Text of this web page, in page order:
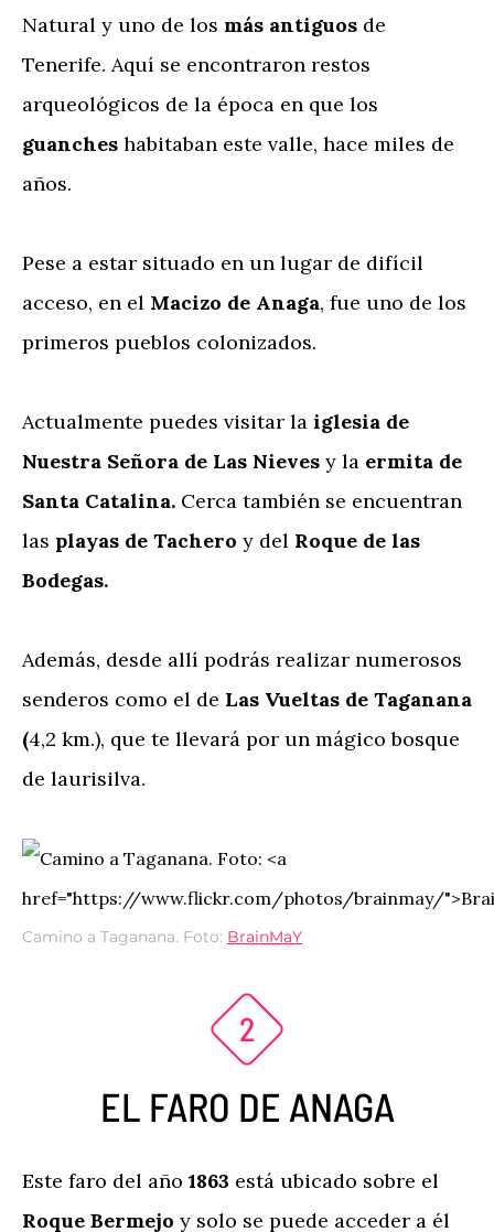
Natural y uno de los más antiguos de
Tenerife. Aquí se encontraron restos
arqueológicos de la época en que los
guanches habitaban este valle, hace miles de
años.
Pese a estar situado en un lugar de difícil
acceso, en el Macizo de Anaga, fue uno de los
primeros pueblos colonizados.
Actualmente puedes visitar la iglesia de
Nuestra Señora de Las Nieves y la ermita de
Santa Catalina. Cerca también se encuentran
las playas de Tachero y del Roque de las
Bodegas.
Además, desde allí podrás realizar numerosos
senderos como el de Las Vueltas de Taganana
(4,2 km.), que te llevará por un mágico bosque
de laurisilva.
Camino a Taganana. Foto: BrainMaY
EL FARO DE ANAGA
Este faro del año 1863 está ubicado sobre el
Roque Bermejo y solo se puede acceder a él